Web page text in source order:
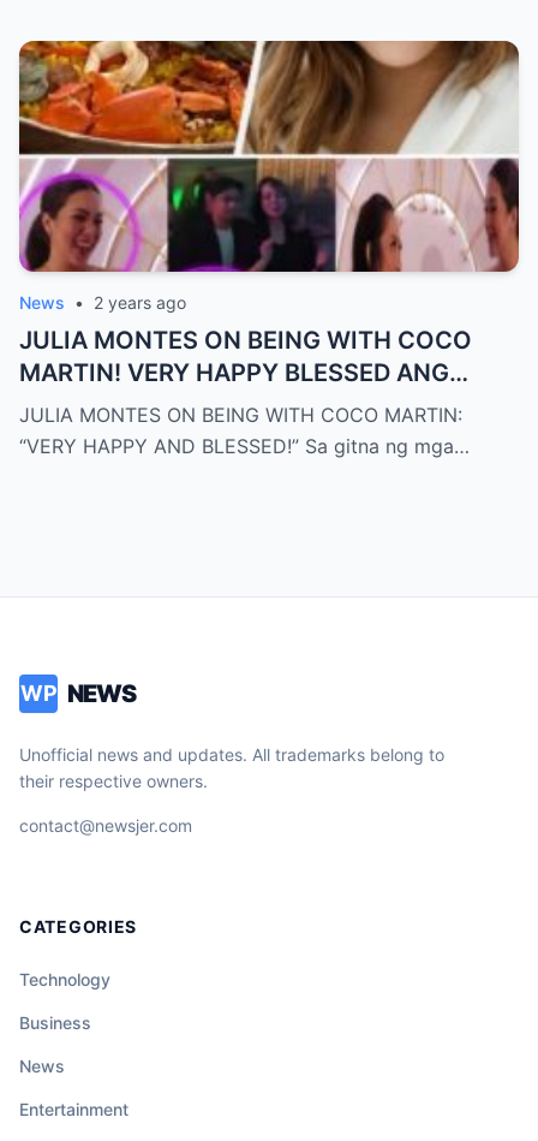
News • 2 years ago
JULIA MONTES ON BEING WITH COCO
MARTIN! VERY HAPPY BLESSED ANG
AKTRESS!!
JULIA MONTES ON BEING WITH COCO MARTIN:
“VERY HAPPY AND BLESSED!” Sa gitna ng mga…
WP NEWS
Unofficial news and updates. All trademarks belong to
their respective owners.
contact@newsjer.com
CATEGORIES
Technology
Business
News
Entertainment